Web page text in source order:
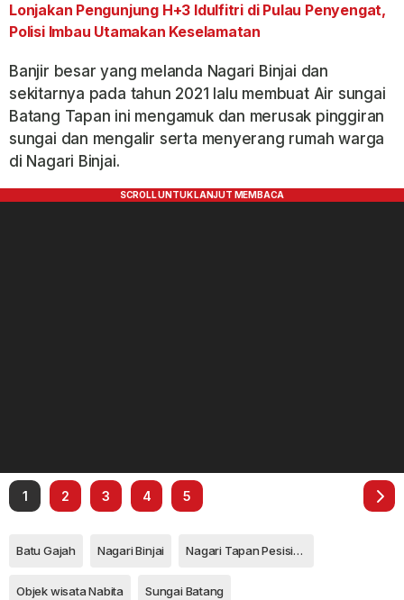
Lonjakan Pengunjung H+3 Idulfitri di Pulau Penyengat,
Polisi Imbau Utamakan Keselamatan
Banjir besar yang melanda Nagari Binjai dan
sekitarnya pada tahun 2021 lalu membuat Air sungai
Batang Tapan ini mengamuk dan merusak pinggiran
sungai dan mengalir serta menyerang rumah warga
di Nagari Binjai.
1 2 3 4 5
Batu Gajah Nagari Binjai Nagari Tapan Pesisir Selatan
Objek wisata Nabita Sungai Batang